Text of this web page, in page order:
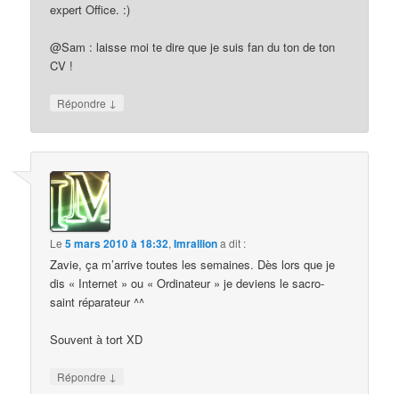
expert Office. :)
@Sam : laisse moi te dire que je suis fan du ton de ton
CV !
Répondre ↓
Le5 mars 2010 à 18:32,Imralliona dit :
Zavie, ça m’arrive toutes les semaines. Dès lors que je
dis « Internet » ou « Ordinateur » je deviens le sacro-
saint réparateur ^^
Souvent à tort XD
Répondre ↓